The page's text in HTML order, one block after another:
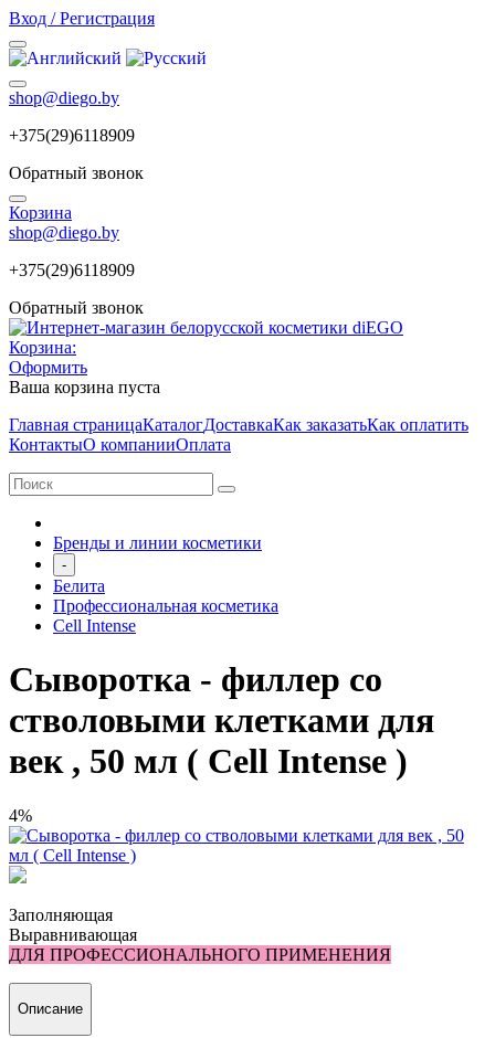
Вход / Регистрация
shop@diego.by
+375(29)6118909
Обратный звонок
Корзина
shop@diego.by
+375(29)6118909
Обратный звонок
Корзина:
Оформить
Ваша корзина пуста
Главная страницаКаталогДоставкаКак заказатьКак оплатить
КонтактыО компанииОплата
Бренды и линии косметики
-
Белита
Профессиональная косметика
Cell Intense
Сыворотка - филлер со
стволовыми клетками для
век , 50 мл ( Cell Intense )
4%
Заполняющая
Выравнивающая
ДЛЯ ПРОФЕССИОНАЛЬНОГО ПРИМЕНЕНИЯ
Описание